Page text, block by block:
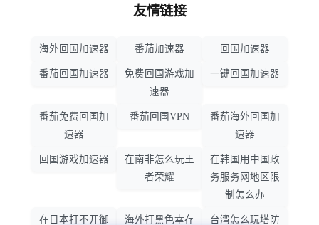
友情链接
海外回国加速器 番茄加速器 回国加速器
番茄回国加速器
免费回国游戏加
速器
一键回国加速器
番茄免费回国加
速器
番茄回国VPN
番茄海外回国加
速器
回国游戏加速器
在南非怎么玩王
者荣耀
在韩国用中国政
务服务网地区限
制怎么办
在日本打不开御 海外打黑色幸存 台湾怎么玩塔防